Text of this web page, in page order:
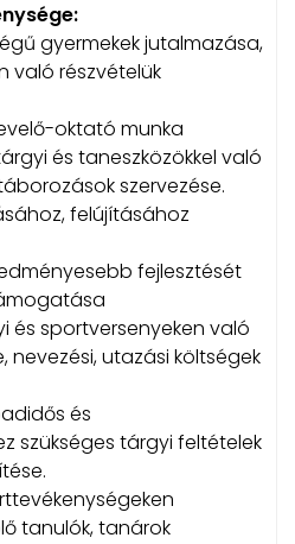
gyermekek jutalmazása,
való részvételük
oktató munka
és taneszközökkel való
szervezése.
felújításához
fejlesztését
és sportversenyeken való
nevezési, utazási költségek
és
szükséges tárgyi feltételek
tanulók, tanárok